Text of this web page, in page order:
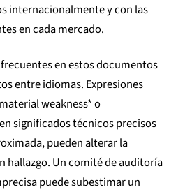
internacionalmente y con las
en cada mercado.
en estos documentos
entre idiomas. Expresiones
weakness* o
significados técnicos precisos
pueden alterar la
hallazgo. Un comité de auditoría
puede subestimar un